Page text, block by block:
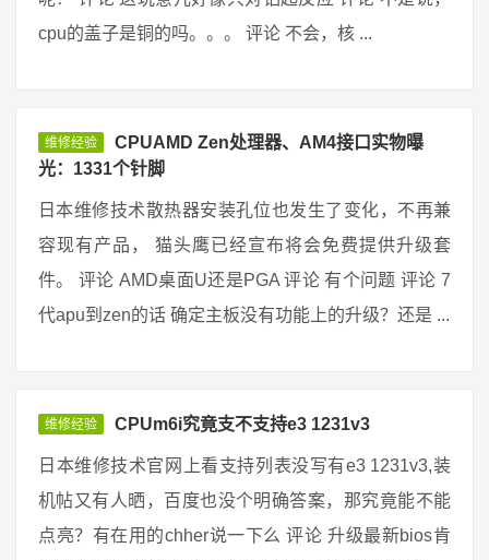
cpu的盖子是铜的吗。。。 评论 不会，核 ...
维修经验
CPUAMD Zen处理器、AM4接口实物曝
光：1331个针脚
日本维修技术散热器安装孔位也发生了变化，不再兼
容现有产品， 猫头鹰已经宣布将会免费提供升级套
件。 评论 AMD桌面U还是PGA 评论 有个问题 评论 7
代apu到zen的话 确定主板没有功能上的升级？还是 ...
维修经验 CPUm6i究竟支不支持e3 1231v3
日本维修技术官网上看支持列表没写有e3 1231v3,装
机帖又有人晒，百度也没个明确答案，那究竟能不能
点亮？有在用的chher说一下么 评论 升级最新bios肯